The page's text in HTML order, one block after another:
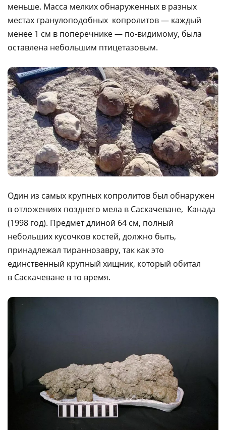
меньше. Масса мелких обнаруженных в разных
местах гранулоподобных копролитов — каждый
менее 1 см в поперечнике — по-видимому, была
оставлена небольшим птицетазовым.
Один из самых крупных копролитов был обнаружен
в отложениях позднего мела в Саскачеване, Канада
(1998 год). Предмет длиной 64 см, полный
небольших кусочков костей, должно быть,
принадлежал тираннозавру, так как это
единственный крупный хищник, который обитал
в Саскачеване в то время.